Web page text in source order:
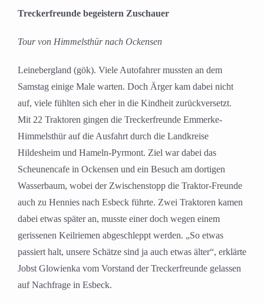
grösseres
Treckerfreunde begeistern Zuschauer
Tour von Himmelsthür nach Ockensen
Leinebergland (gök). Viele Autofahrer mussten an dem
Samstag einige Male warten. Doch Ärger kam dabei nicht
auf, viele fühlten sich eher in die Kindheit zurückversetzt.
Mit 22 Traktoren gingen die Treckerfreunde Emmerke-
Himmelsthür auf die Ausfahrt durch die Landkreise
Hildesheim und Hameln-Pyrmont. Ziel war dabei das
Scheunencafe in Ockensen und ein Besuch am dortigen
Wasserbaum, wobei der Zwischenstopp die Traktor-Freunde
auch zu Hennies nach Esbeck führte. Zwei Traktoren kamen
dabei etwas später an, musste einer doch wegen einem
gerissenen Keilriemen abgeschleppt werden. „So etwas
passiert halt, unsere Schätze sind ja auch etwas älter“, erklärte
Jobst Glowienka vom Vorstand der Treckerfreunde gelassen
auf Nachfrage in Esbeck.